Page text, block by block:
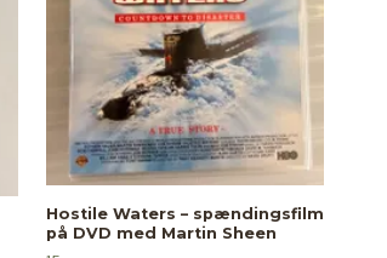
Hostile Waters – spændingsfilm
på DVD med Martin Sheen